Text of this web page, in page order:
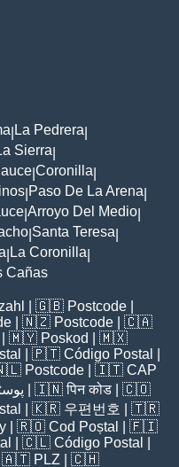
La Pedrera
Sierra
Coronilla
Paso De La Arena
Arroyo Del Medio
Santa Teresa
La Coronilla
Cañas
| 🇬🇧 Postcode
| 🇳🇿 Postcode | 🇨🇦
| 🇲🇾 Poskod
| 🇲🇽
| 🇵🇹 Código Postal
Postcode | 🇮🇹 CAP
| 🇮🇳पिन कोड | 🇨🇴
| 🇰🇷 우편번호
| 🇹🇷
| 🇷🇴 Cod Poștal
| 🇫🇮
| 🇨🇱 Código Postal
🇦🇹 PLZ | 🇨🇭